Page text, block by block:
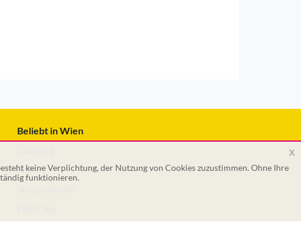
Beliebt in Wien
Notar
keine Verplichtung, der Nutzung von Cookies zuzustimmen. Ohne Ihre
funktionieren.
x